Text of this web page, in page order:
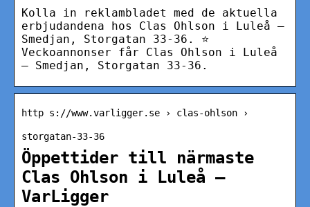
Kolla in reklambladet med de aktuella
erbjudandena hos Clas Ohlson i Luleå –
Smedjan, Storgatan 33-36. ⭐
Veckoannonser får Clas Ohlson i Luleå
– Smedjan, Storgatan 33-36.
http s://www.varligger.se › clas-ohlson ›
storgatan-33-36
Öppettider till närmaste
Clas Ohlson i Luleå –
VarLigger